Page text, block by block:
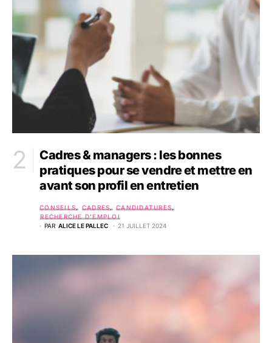
Cadres & managers : les bonnes
pratiques pour se vendre et mettre en
avant son profil en entretien
CONSEILS CADRES
CANDIDATURES
RECHERCHE D’EMPLOI
PAR ALICE LE PALLEC 21 JUILLET 2024